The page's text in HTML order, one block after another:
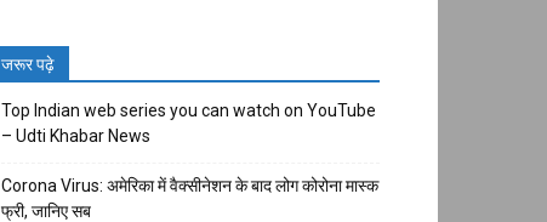
जरूर पढ़े
Top Indian web series you can watch on YouTube
– Udti Khabar News
Corona Virus: अमेरिका में वैक्सीनेशन के बाद लोग कोरोना मास्क
फ्री, जानिए सब